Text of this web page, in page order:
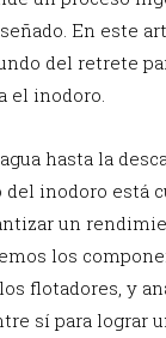
En este
del retrete
el inodoro.
hasta la
del inodoro está
un
los
flotadores, y
sí para lograr